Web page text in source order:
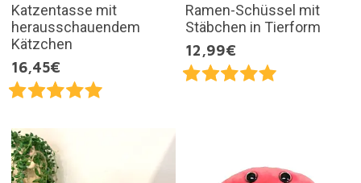
Katzentasse mit
herausschauendem
Kätzchen
16,45€
Ramen-Schüssel mit
Stäbchen in Tierform
12,99€